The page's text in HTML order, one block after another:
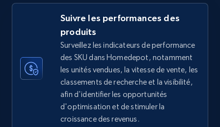
668+ Commencer
TikTok Shop - category
URL, Title, Available, Description, Currency, Initial
price, Final price, Discount percent, and more.
668+ Commencer
Suivre les performances des
produits
Surveillez les indicateurs de performance
des SKU dans Homedepot, notamment
les unités vendues, la vitesse de vente, les
classements de recherche et la visibilité,
afin d'identifier les opportunités
d'optimisation et de stimuler la
croissance des revenus.